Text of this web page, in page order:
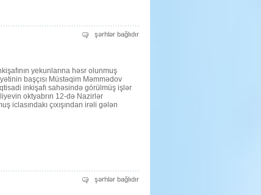
DOQQUZ
AYIN
şərhlər bağlıdır
yekunlarına həsr olunmuş
başçısı Müstəqim Məmmədov
inkişafı sahəsində görülmüş işlər
oktyabrın 12-də Nazirlər
iclasındakı çıxışından irəli gələn
Rayon
rəhbəri
şərhlər bağlıdır